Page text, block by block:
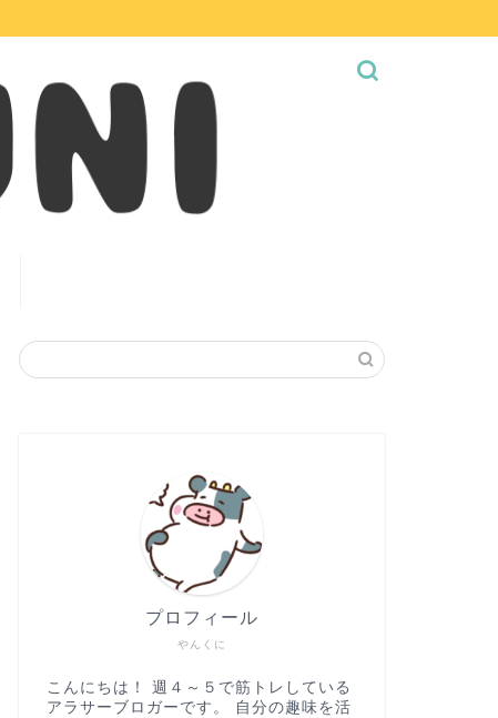
やんくに
プロフィール
こんにちは！ 週４～５で筋トレしている
アラサーブロガーです。 自分の趣味を活